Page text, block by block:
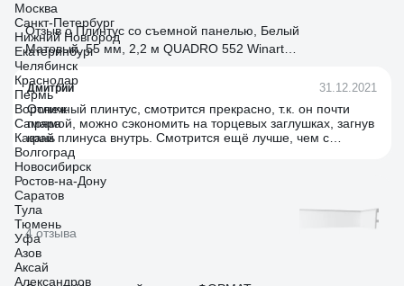
Отзыв о Плинтус со съемной панелью, Белый
Матовый, 55 мм, 2,2 м QUADRO 552 Winart
05.20.552.001
Дмитрий 31.12.2021
Отличный плинтус, смотрится прекрасно, т.к. он почти
прямой, можно сэкономить на торцевых заглушках, загнув
край плинуса внутрь. Смотрится ещё лучше, чем с
выпирающей заглушкой.
4 отзыва
Москва
Санкт-Петербург
Нижний Новгород
Екатеринбург
Челябинск
Краснодар
Пермь
Воронеж
Самара
Казань
Волгоград
Новосибирск
Ростов-на-Дону
Саратов
Тула
Тюмень
Уфа
Азов
Аксай
Александров